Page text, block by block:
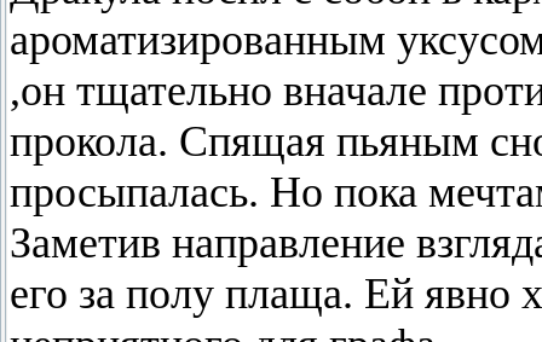
ароматизированным
,он тщательно вначале
прокола. Спящая пьяным
просыпалась. Но пока
Заметив направление
его за полу плаща. Ей явно